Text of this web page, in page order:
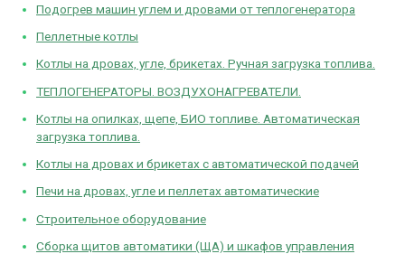
Подогрев машин углем и дровами от теплогенератора
Пеллетные котлы
Котлы на дровах, угле, брикетах. Ручная загрузка топлива.
ТЕПЛОГЕНЕРАТОРЫ. ВОЗДУХОНАГРЕВАТЕЛИ.
Котлы на опилках, щепе, БИО топливе. Автоматическая
загрузка топлива.
Котлы на дровах и брикетах с автоматической подачей
Печи на дровах, угле и пеллетах автоматические
Строительное оборудование
Сборка щитов автоматики (ЩА) и шкафов управления